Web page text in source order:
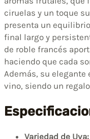
ciruelas y un toque
presenta un
final largo y
de roble francés
haciendo que cada
Además, su
vino, siendo un
Variedad de Uva: